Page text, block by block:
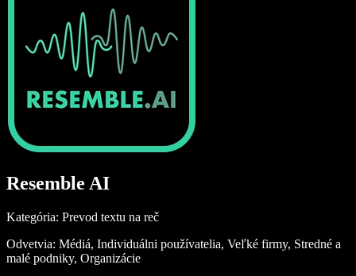
Resemble AI
Kategória: Prevod textu na reč
Odvetvia: Médiá, Individuálni používatelia, Veľké firmy, Stredné a
malé podniky, Organizácie